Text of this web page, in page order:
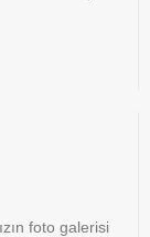
foto galerisi